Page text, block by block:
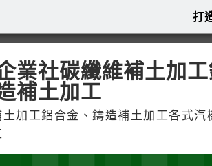
業社碳纖維補土加
補土加工
加工鋁合金、鑄造補土加工各式汽
打